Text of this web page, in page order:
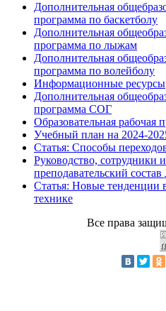
Дополнительная
программа по баскетболу
Дополнительная
программа по лыжам
Дополнительная
программа по волейболу
Информационные ресурсы
Дополнительная
программа СОГ
Образовательная рабочая
Учебный план на 2024-
Статья: Способы
Руководство, сотрудники и
преподавательский
Статья: Новые тенденции
технике
Все права